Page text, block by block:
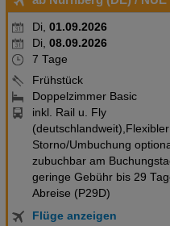
Di, 01.09.2026
Di, 08.09.2026
7 Tage
Frühstück
Doppelzimmer Basic
inkl. Rail u. Fly
(deutschlandweit),Flexibler
Storno/Umbuchung
zubuchbar am
geringe Gebühr bis 29
Abreise (P29D)
Flüge anzeigen